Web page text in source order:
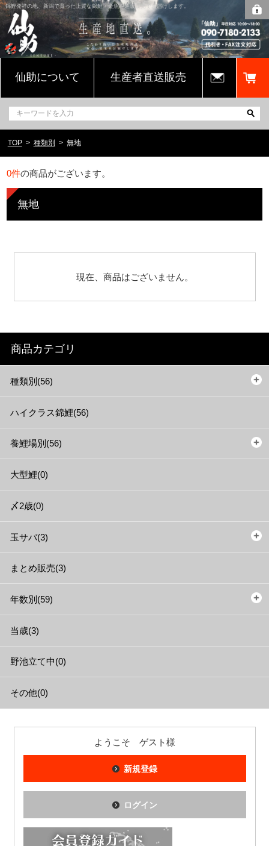
錦鯉発祥の地、新潟で育った上質な錦鯉・金魚を通販販売でお届けします。
仙助について 生産者直送販売
TOP 種類別 無地
0件の商品がございます。
無地
現在、商品はございません。
商品カテゴリ
種類別(56)
ハイクラス錦鯉(56)
養鯉場別(56)
大型鯉(0)
〆2歳(0)
玉サバ(3)
まとめ販売(3)
年数別(59)
当歳(3)
野池立て中(0)
その他(0)
ようこそ ゲスト様
新規登録
ログイン